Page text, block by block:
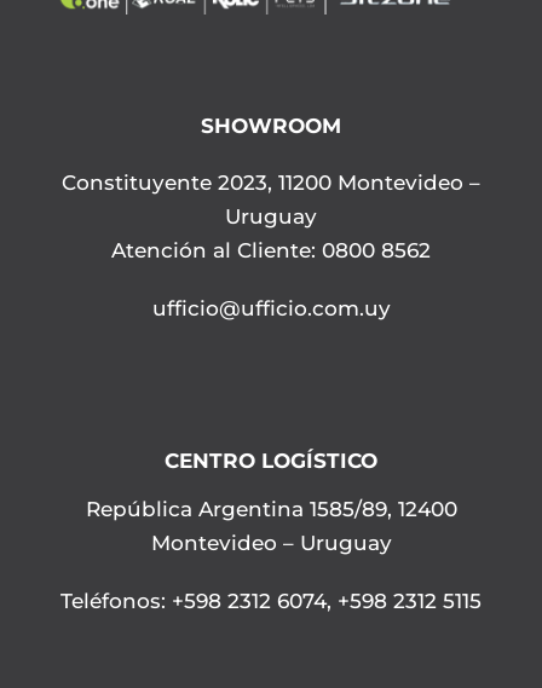
SHOWROOM
Constituyente 2023, 11200 Montevideo –
Uruguay
Atención al Cliente: 0800 8562
ufficio@ufficio.com.uy
CENTRO LOGÍSTICO
República Argentina 1585/89, 12400
Montevideo – Uruguay
Teléfonos: +598 2312 6074, +598 2312 5115